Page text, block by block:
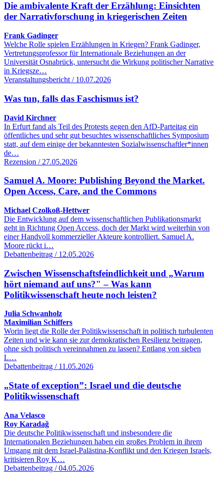
Die ambivalente Kraft der Erzählung: Einsichten
der Narrativforschung in kriegerischen Zeiten
Frank Gadinger
Welche Rolle spielen Erzählungen in Kriegen? Frank Gadinger,
Vertretungsprofessor für Internationale Beziehungen an der
Universität Osnabrück, untersucht die Wirkung politischer Narrative
in Kriegsze…
Veranstaltungsbericht / 10.07.2026
Was tun, falls das Faschismus ist?
David Kirchner
In Erfurt fand als Teil des Protests gegen den AfD-Parteitag ein
öffentliches und sehr gut besuchtes wissenschaftliches Symposium
statt, auf dem einige der bekanntesten Sozialwissenschaftler*innen
de…
Rezension / 27.05.2026
Samuel A. Moore: Publishing Beyond the Market.
Open Access, Care, and the Commons
Michael Czolkoß-Hettwer
Die Entwicklung auf dem wissenschaftlichen Publikationsmarkt
geht in Richtung Open Access, doch der Markt wird weiterhin von
einer Handvoll kommerzieller Akteure kontrolliert. Samuel A.
Moore rückt i…
Debattenbeitrag / 12.05.2026
Zwischen Wissenschaftsfeindlichkeit und „Warum
hört niemand auf uns?" – Was kann
Politikwissenschaft heute noch leisten?
Julia Schwanholz
Maximilian Schiffers
Worin liegt die Rolle der Politikwissenschaft in politisch turbulenten
Zeiten und wie kann sie zur demokratischen Resilienz beitragen,
ohne sich politisch vereinnahmen zu lassen? Entlang von sieben
L…
Debattenbeitrag / 11.05.2026
„State of exception”: Israel und die deutsche
Politikwissenschaft
Ana Velasco
Roy Karadağ
Die deutsche Politikwissenschaft und insbesondere die
Internationalen Beziehungen haben ein großes Problem in ihrem
Umgang mit dem Israel-Palästina-Konflikt und den Kriegen Israels,
kritisieren Roy K…
Debattenbeitrag / 04.05.2026